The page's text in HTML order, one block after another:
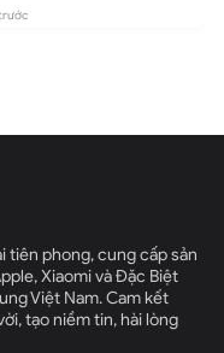
tiên phong, cung cấp sản
Xiaomi và Đặc Biệt
Việt Nam. Cam kết
tạo niềm tin, hài lòng